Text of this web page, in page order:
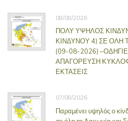
08/08/2026
ΠΟΛΥ ΥΨΗΛΟΣ
ΚΙΝΔΥΝΟΥ 4) ΣΕ ΟΛΗ
(09-08-2026)
ΑΠΑΓΟΡΕΥΣΗ
ΕΚΤΑΣΕΙΣ
07/08/2026
Παραμένει υψηλός ο